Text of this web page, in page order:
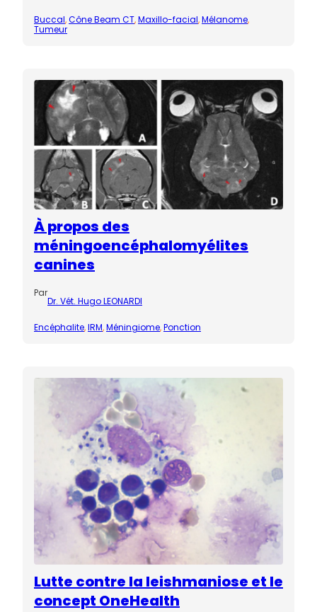
Buccal, Cône Beam CT, Maxillo-facial, Mélanome,
Tumeur
À propos des
méningoencéphalomyélites
canines
Par
Dr. Vét. Hugo LEONARDI
Encéphalite, IRM, Méningiome, Ponction
Lutte contre la leishmaniose et le
concept OneHealth